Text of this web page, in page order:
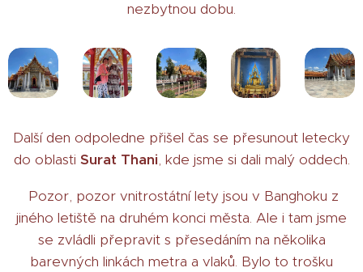
nezbytnou dobu.
Další den odpoledne přišel čas se přesunout letecky
do oblasti Surat Thani, kde jsme si dali malý oddech.
Pozor, pozor vnitrostátní lety jsou v Banghoku z
jiného letiště na druhém konci města. Ale i tam jsme
se zvládli přepravit s přesedáním na několika
barevných linkách metra a vlaků. Bylo to trošku